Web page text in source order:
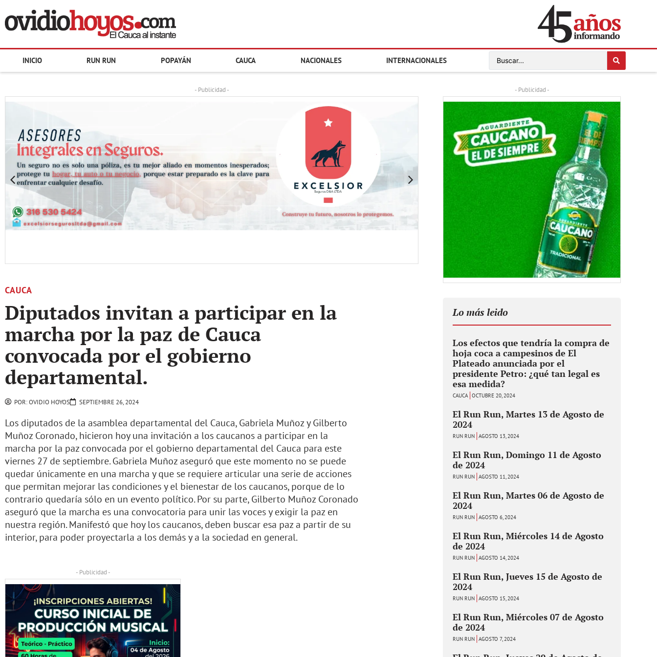
INICIO RUN RUN POPAYÁN CAUCA NACIONALES INTERNACIONALES
- Publicidad -
CAUCA
Diputados invitan a participar en la
marcha por la paz de Cauca
convocada por el gobierno
departamental.
POR:OVIDIO HOYOS SEPTIEMBRE 26, 2024
Los diputados de la asamblea departamental del Cauca, Gabriela Muñoz y Gilberto
Muñoz Coronado, hicieron hoy una invitación a los caucanos a participar en la
marcha por la paz convocada por el gobierno departamental del Cauca para este
viernes 27 de septiembre. Gabriela Muñoz aseguró que este momento no se puede
quedar únicamente en una marcha y que se requiere articular una serie de acciones
que permitan mejorar las condiciones y el bienestar de los caucanos, porque de lo
contrario quedaría sólo en un evento político. Por su parte, Gilberto Muñoz Coronado
aseguró que la marcha es una convocatoria para unir las voces y exigir la paz en
nuestra región. Manifestó que hoy los caucanos, deben buscar esa paz a partir de su
interior, para poder proyectarla a los demás y a la sociedad en general.
- Publicidad -
- Publicidad -
Lo más leido
Los efectos que tendría la compra de
hoja coca a campesinos de El
Plateado anunciada por el
presidente Petro: ¿qué tan legal es
esa medida?
CAUCA OCTUBRE 20, 2024
El Run Run, Martes 13 de Agosto de
2024
RUN RUN AGOSTO 13, 2024
El Run Run, Domingo 11 de Agosto
de 2024
RUN RUN AGOSTO 11, 2024
El Run Run, Martes 06 de Agosto de
2024
RUN RUN AGOSTO 6, 2024
El Run Run, Miércoles 14 de Agosto
de 2024
RUN RUN AGOSTO 14, 2024
El Run Run, Jueves 15 de Agosto de
2024
RUN RUN AGOSTO 15, 2024
El Run Run, Miércoles 07 de Agosto
de 2024
RUN RUN AGOSTO 7, 2024